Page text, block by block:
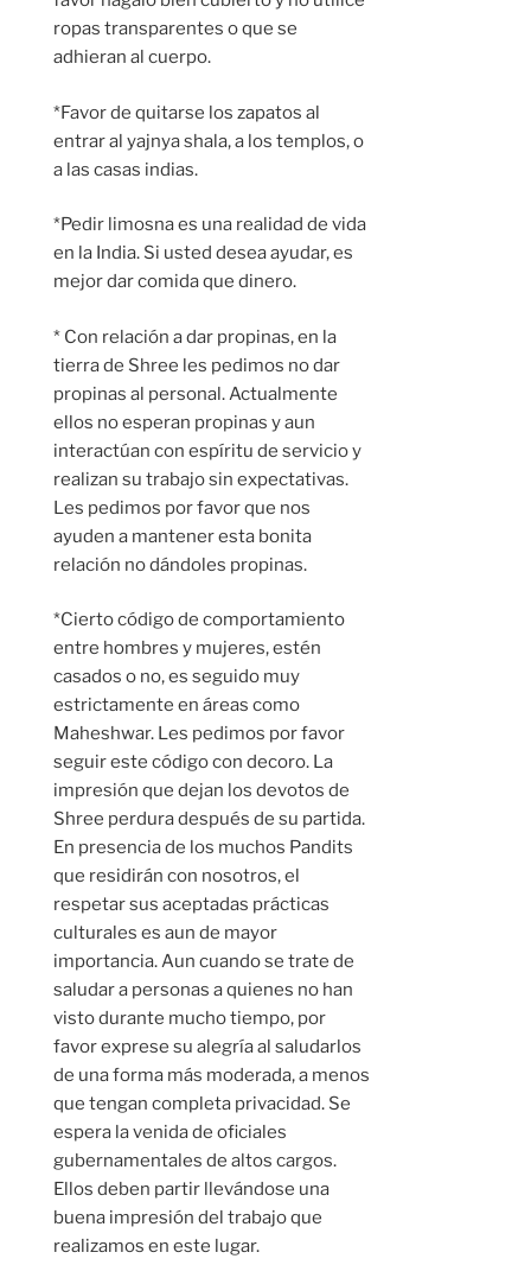
ropas transparentes o que se
adhieran al cuerpo.
*Favor de quitarse los zapatos al
entrar al yajnya shala, a los templos, o
a las casas indias.
*Pedir limosna es una realidad de vida
en la India. Si usted desea ayudar, es
mejor dar comida que dinero.
* Con relación a dar propinas, en la
tierra de Shree les pedimos no dar
propinas al personal. Actualmente
ellos no esperan propinas y aun
interactúan con espíritu de servicio y
realizan su trabajo sin expectativas.
Les pedimos por favor que nos
ayuden a mantener esta bonita
relación no dándoles propinas.
*Cierto código de comportamiento
entre hombres y mujeres, estén
casados o no, es seguido muy
estrictamente en áreas como
Maheshwar. Les pedimos por favor
seguir este código con decoro. La
impresión que dejan los devotos de
Shree perdura después de su partida.
En presencia de los muchos Pandits
que residirán con nosotros, el
respetar sus aceptadas prácticas
culturales es aun de mayor
importancia. Aun cuando se trate de
saludar a personas a quienes no han
visto durante mucho tiempo, por
favor exprese su alegría al saludarlos
de una forma más moderada, a menos
que tengan completa privacidad. Se
espera la venida de oficiales
gubernamentales de altos cargos.
Ellos deben partir llevándose una
buena impresión del trabajo que
realizamos en este lugar.